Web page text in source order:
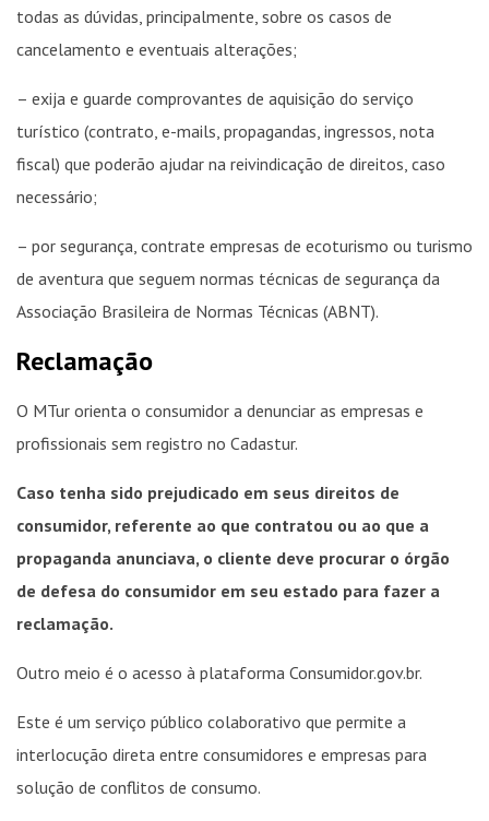
todas as dúvidas, principalmente, sobre os casos de
cancelamento e eventuais alterações;
– exija e guarde comprovantes de aquisição do serviço
turístico (contrato, e-mails, propagandas, ingressos, nota
fiscal) que poderão ajudar na reivindicação de direitos, caso
necessário;
– por segurança, contrate empresas de ecoturismo ou turismo
de aventura que seguem normas técnicas de segurança da
Associação Brasileira de Normas Técnicas (ABNT).
Reclamação
O MTur orienta o consumidor a denunciar as empresas e
profissionais sem registro no Cadastur.
Caso tenha sido prejudicado em seus direitos de
consumidor, referente ao que contratou ou ao que a
propaganda anunciava, o cliente deve procurar o órgão
de defesa do consumidor em seu estado para fazer a
reclamação.
Outro meio é o acesso à plataforma Consumidor.gov.br.
Este é um serviço público colaborativo que permite a
interlocução direta entre consumidores e empresas para
solução de conflitos de consumo.